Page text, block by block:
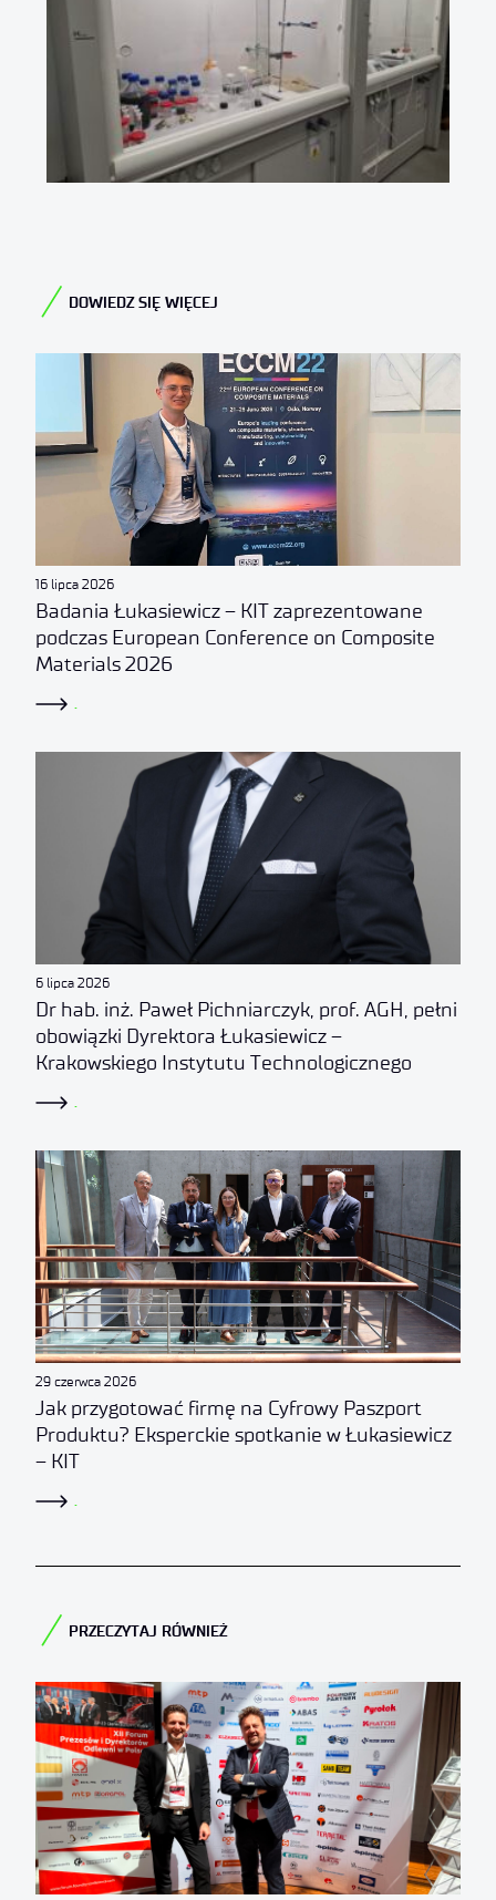
DOWIEDZ SIĘ WIĘCEJ
Badania Łukasiewicz – KIT zaprezentowane
podczas European Conference on Composite
Materials 2026
16 lipca 2026
.
Dr hab. inż. Paweł Pichniarczyk, prof. AGH, pełni
obowiązki Dyrektora Łukasiewicz –
Krakowskiego Instytutu Technologicznego
6 lipca 2026
.
Jak przygotować firmę na Cyfrowy Paszport
Produktu? Eksperckie spotkanie w Łukasiewicz
– KIT
29 czerwca 2026
.
PRZECZYTAJ RÓWNIEŻ​